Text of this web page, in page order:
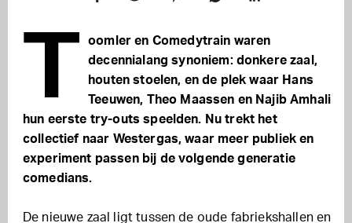
T
oomler en Comedytrain waren
decennialang synoniem: donkere zaal,
houten stoelen, en de plek waar Hans
Teeuwen, Theo Maassen en Najib Amhali
hun eerste try-outs speelden. Nu trekt het
collectief naar Westergas, waar meer publiek en
experiment passen bij de volgende generatie
comedians.
De nieuwe zaal ligt tussen de oude fabriekshallen en